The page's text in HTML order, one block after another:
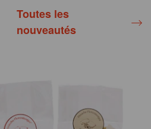
Toutes les
nouveautés